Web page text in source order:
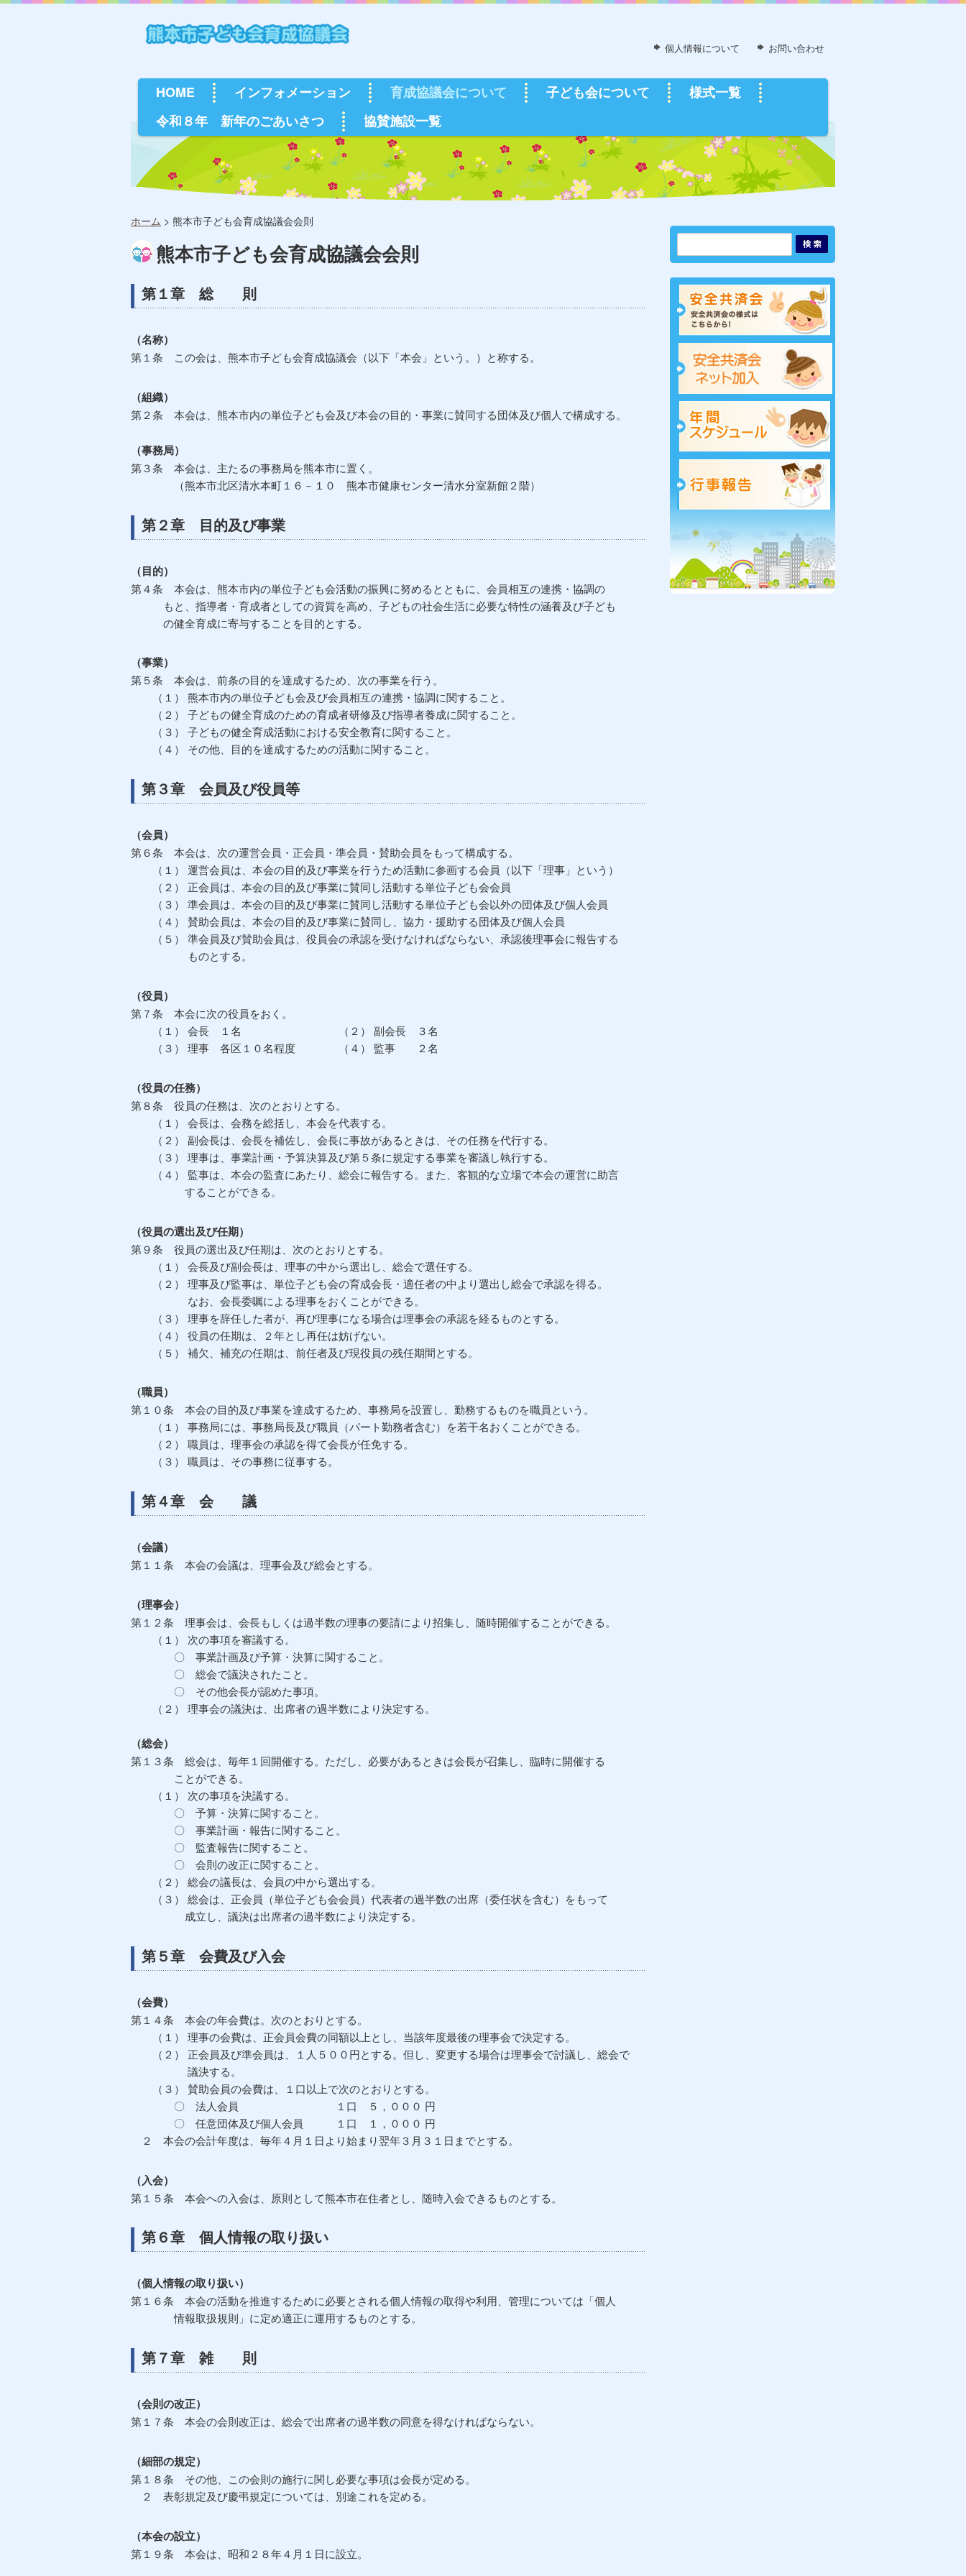
個人情報について お問い合わせ
HOME インフォメーション 育成協議会について 子ども会について
様式一覧
令和８年 新年のごあいさつ
協賛施設一覧
ホーム > 熊本市子ども会育成協議会会則
熊本市子ども会育成協議会会則
第１章 総 則
（名称）
第１条 この会は、熊本市子ども会育成協議会（以下「本会」という。）と称する。
（組織）
第２条 本会は、熊本市内の単位子ども会及び本会の目的・事業に賛同する団体及び個人で構成する。
（事務局）
第３条 本会は、主たるの事務局を熊本市に置く。
（熊本市北区清水本町１６－１０ 熊本市健康センター清水分室新館２階）
第２章 目的及び事業
（目的）
第４条 本会は、熊本市内の単位子ども会活動の振興に努めるとともに、会員相互の連携・協調の
もと、指導者・育成者としての資質を高め、子どもの社会生活に必要な特性の涵養及び子ども
の健全育成に寄与することを目的とする。
（事業）
第５条 本会は、前条の目的を達成するため、次の事業を行う。
（１） 熊本市内の単位子ども会及び会員相互の連携・協調に関すること。
（２） 子どもの健全育成のための育成者研修及び指導者養成に関すること。
（３） 子どもの健全育成活動における安全教育に関すること。
（４） その他、目的を達成するための活動に関すること。
第３章 会員及び役員等
（会員）
第６条 本会は、次の運営会員・正会員・準会員・賛助会員をもって構成する。
（１） 運営会員は、本会の目的及び事業を行うため活動に参画する会員（以下「理事」という）
（２） 正会員は、本会の目的及び事業に賛同し活動する単位子ども会会員
（３） 準会員は、本会の目的及び事業に賛同し活動する単位子ども会以外の団体及び個人会員
（４） 賛助会員は、本会の目的及び事業に賛同し、協力・援助する団体及び個人会員
（５） 準会員及び賛助会員は、役員会の承認を受けなければならない、承認後理事会に報告する
ものとする。
（役員）
第７条 本会に次の役員をおく。
（１） 会長 １名 （２） 副会長 ３名
（３） 理事 各区１０名程度 （４） 監事 ２名
（役員の任務）
第８条 役員の任務は、次のとおりとする。
（１） 会長は、会務を総括し、本会を代表する。
（２） 副会長は、会長を補佐し、会長に事故があるときは、その任務を代行する。
（３） 理事は、事業計画・予算決算及び第５条に規定する事業を審議し執行する。
（４） 監事は、本会の監査にあたり、総会に報告する。また、客観的な立場で本会の運営に助言
することができる。
（役員の選出及び任期）
第９条 役員の選出及び任期は、次のとおりとする。
（１） 会長及び副会長は、理事の中から選出し、総会で選任する。
（２） 理事及び監事は、単位子ども会の育成会長・適任者の中より選出し総会で承認を得る。
なお、会長委嘱による理事をおくことができる。
（３） 理事を辞任した者が、再び理事になる場合は理事会の承認を経るものとする。
（４） 役員の任期は、２年とし再任は妨げない。
（５） 補欠、補充の任期は、前任者及び現役員の残任期間とする。
（職員）
第１０条 本会の目的及び事業を達成するため、事務局を設置し、勤務するものを職員という。
（１） 事務局には、事務局長及び職員（パート勤務者含む）を若干名おくことができる。
（２） 職員は、理事会の承認を得て会長が任免する。
（３） 職員は、その事務に従事する。
第４章 会 議
（会議）
第１１条 本会の会議は、理事会及び総会とする。
（理事会）
第１２条 理事会は、会長もしくは過半数の理事の要請により招集し、随時開催することができる。
（１） 次の事項を審議する。
〇 事業計画及び予算・決算に関すること。
〇 総会で議決されたこと。
〇 その他会長が認めた事項。
（２） 理事会の議決は、出席者の過半数により決定する。
（総会）
第１３条 総会は、毎年１回開催する。ただし、必要があるときは会長が召集し、臨時に開催する
ことができる。
（１） 次の事項を決議する。
〇 予算・決算に関すること。
〇 事業計画・報告に関すること。
〇 監査報告に関すること。
〇 会則の改正に関すること。
（２） 総会の議長は、会員の中から選出する。
（３） 総会は、正会員（単位子ども会会員）代表者の過半数の出席（委任状を含む）をもって
成立し、議決は出席者の過半数により決定する。
第５章 会費及び入会
（会費）
第１４条 本会の年会費は。次のとおりとする。
（１） 理事の会費は、正会員会費の同額以上とし、当該年度最後の理事会で決定する。
（２） 正会員及び準会員は、１人５００円とする。但し、変更する場合は理事会で討議し、総会で
議決する。
（３） 賛助会員の会費は、１口以上で次のとおりとする。
〇 法人会員 １口 ５，０００ 円
〇 任意団体及び個人会員 １口 １，０００ 円
２ 本会の会計年度は、毎年４月１日より始まり翌年３月３１日までとする。
（入会）
第１５条 本会への入会は、原則として熊本市在住者とし、随時入会できるものとする。
第６章 個人情報の取り扱い
（個人情報の取り扱い）
第１６条 本会の活動を推進するために必要とされる個人情報の取得や利用、管理については「個人
情報取扱規則」に定め適正に運用するものとする。
第７章 雑 則
（会則の改正）
第１７条 本会の会則改正は、総会で出席者の過半数の同意を得なければならない。
（細部の規定）
第１８条 その他、この会則の施行に関し必要な事項は会長が定める。
２ 表彰規定及び慶弔規定については、別途これを定める。
（本会の設立）
第１９条 本会は、昭和２８年４月１日に設立。